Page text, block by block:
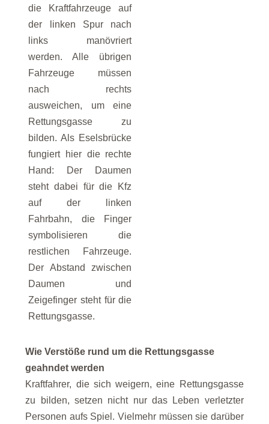
die Kraftfahrzeuge auf
der linken Spur nach
links manövriert
werden. Alle übrigen
Fahrzeuge müssen
nach rechts
ausweichen, um eine
Rettungsgasse zu
bilden. Als Eselsbrücke
fungiert hier die rechte
Hand: Der Daumen
steht dabei für die Kfz
auf der linken
Fahrbahn, die Finger
symbolisieren die
restlichen Fahrzeuge.
Der Abstand zwischen
Daumen und
Zeigefinger steht für die
Rettungsgasse.
Wie Verstöße rund um die Rettungsgasse
geahndet werden
Kraftfahrer, die sich weigern, eine Rettungsgasse
zu bilden, setzen nicht nur das Leben verletzter
Personen aufs Spiel. Vielmehr müssen sie darüber